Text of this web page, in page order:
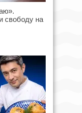
свободу на